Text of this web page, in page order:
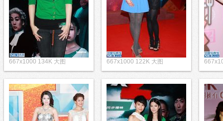
667x1000 134K 大图 667x1000 122K 大图